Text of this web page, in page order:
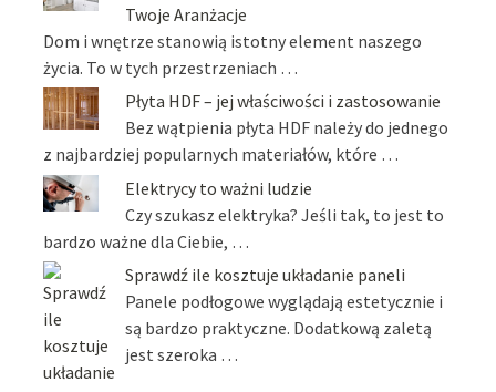
Twoje Aranżacje
Dom i wnętrze stanowią istotny element naszego
życia. To w tych przestrzeniach …
Płyta HDF – jej właściwości i zastosowanie
Bez wątpienia płyta HDF należy do jednego
z najbardziej popularnych materiałów, które …
Elektrycy to ważni ludzie
Czy szukasz elektryka? Jeśli tak, to jest to
bardzo ważne dla Ciebie, …
Sprawdź ile kosztuje układanie paneli
Panele podłogowe wyglądają estetycznie i
są bardzo praktyczne. Dodatkową zaletą
jest szeroka …